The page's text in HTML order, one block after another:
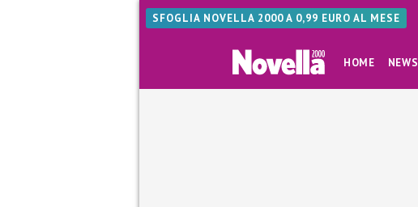
SFOGLIA NOVELLA 2000 A 0,99 EURO AL MESE
HOME NEWS